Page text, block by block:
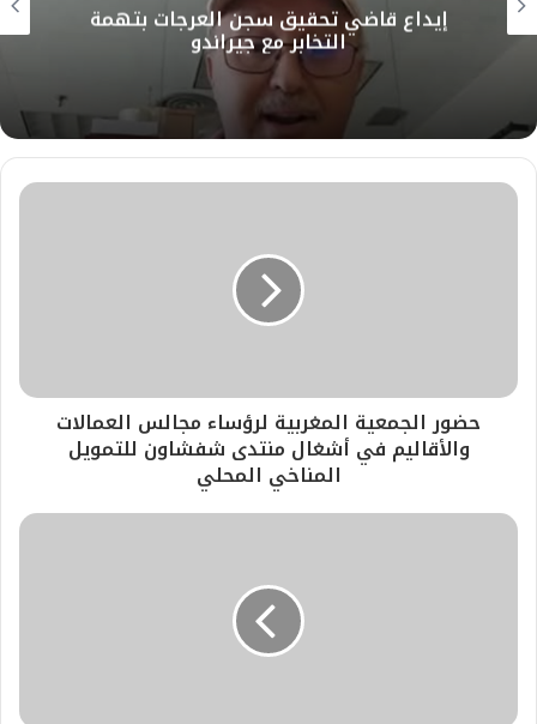
و
ب
ن
ا
م
إيداع قاضي تحقيق سجن العرجات بتهمة
التخابر مع جيراندو
حضور الجمعية المغربية لرؤساء مجالس العمالات
والأقاليم في أشغال منتدى شفشاون للتمويل
المناخي المحلي